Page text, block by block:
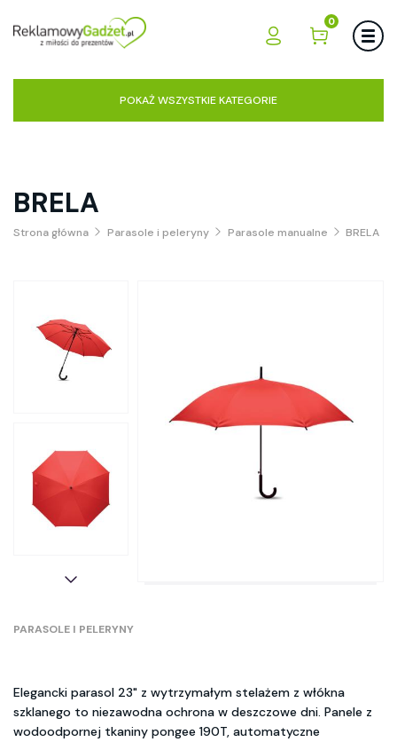
0
POKAŻ WSZYSTKIE KATEGORIE
BRELA
Strona główna Parasole i peleryny Parasole manualne BRELA
PARASOLE I PELERYNY
Elegancki parasol 23" z wytrzymałym stelażem z włókna
szklanego to niezawodna ochrona w deszczowe dni. Panele z
wodoodpornej tkaniny pongee 190T, automatyczne